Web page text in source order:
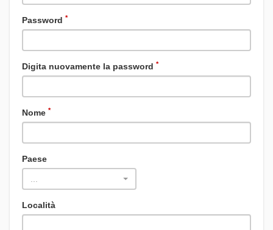
Password *
Digita nuovamente la password *
Nome *
Paese
Località